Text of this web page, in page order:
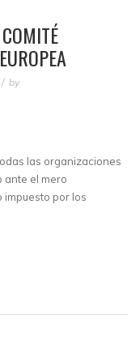
by
las organizaciones
ante el mero
impuesto por los